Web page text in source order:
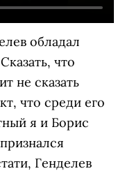
обладал
что
не сказать
что среди его
я и Борис
Генделев